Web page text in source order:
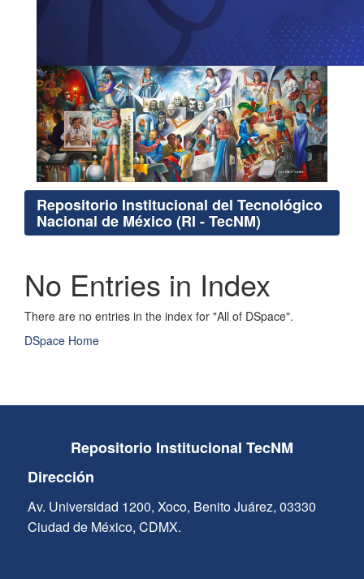
Repositorio Institucional del Tecnológico
Nacional de México (RI - TecNM)
No Entries in Index
There are no entries in the index for "All of DSpace".
DSpace Home
Repositorio Institucional TecNM
Dirección
Av. Universidad 1200, Xoco, Benito Juárez, 03330
Ciudad de México, CDMX.